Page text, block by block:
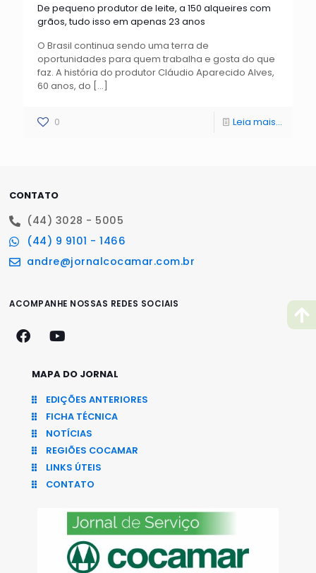
De pequeno produtor de leite, a 150 alqueires com
grãos, tudo isso em apenas 23 anos
O Brasil continua sendo uma terra de
oportunidades para quem trabalha e gosta do que
faz. A história do produtor Cláudio Aparecido Alves,
60 anos, do […]
0 Leia mais...
CONTATO
(44) 3028 - 5005
(44) 9 9101 - 1466
andre@jornalcocamar.com.br
ACOMPANHE NOSSAS REDES SOCIAIS
MAPA DO JORNAL
EDIÇÕES ANTERIORES
FICHA TÉCNICA
NOTÍCIAS
REGIÕES COCAMAR
LINKS ÚTEIS
CONTATO